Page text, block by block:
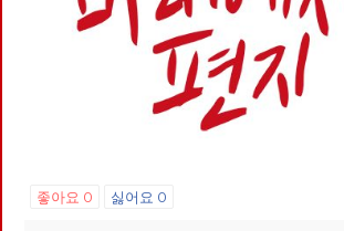
좋아요 0 싫어요 0